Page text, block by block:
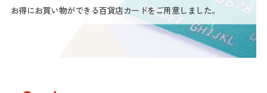
お得にお買い物ができる百貨店カードをご用意しました。